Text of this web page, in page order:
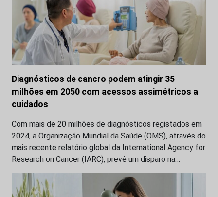
Diagnósticos de cancro podem atingir 35
milhões em 2050 com acessos assimétricos a
cuidados
Com mais de 20 milhões de diagnósticos registados em
2024, a Organização Mundial da Saúde (OMS), através do
mais recente relatório global da International Agency for
Research on Cancer (IARC), prevê um disparo na…